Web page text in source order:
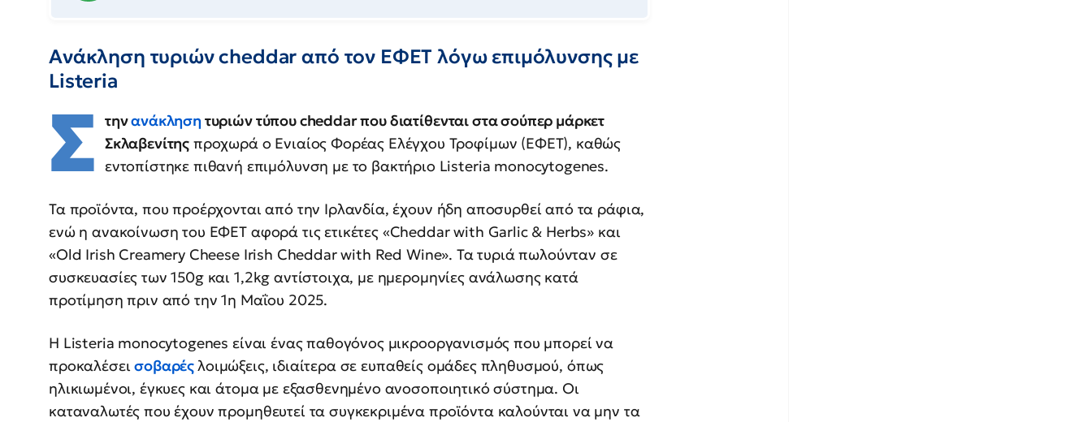
Ανάκληση τυριών cheddar από τον ΕΦΕΤ λόγω επιμόλυνσης με
Listeria
Σ τηνανάκληση τυριών τύπου cheddar που διατίθενται στα σούπερ μάρκετ
Σκλαβενίτης προχωρά ο Ενιαίος Φορέας Ελέγχου Τροφίμων (ΕΦΕΤ), καθώς
εντοπίστηκε πιθανή επιμόλυνση με το βακτήριο Listeria monocytogenes.
Τα προϊόντα, που προέρχονται από την Ιρλανδία, έχουν ήδη αποσυρθεί από τα ράφια,
ενώ η ανακοίνωση του ΕΦΕΤ αφορά τις ετικέτες «Cheddar with Garlic & Herbs» και
«Old Irish Creamery Cheese Irish Cheddar with Red Wine». Τα τυριά πωλούνταν σε
συσκευασίες των 150g και 1,2kg αντίστοιχα, με ημερομηνίες ανάλωσης κατά
προτίμηση πριν από την 1η Μαΐου 2025.
Η Listeria monocytogenes είναι ένας παθογόνος μικροοργανισμός που μπορεί να
προκαλέσεισοβαρέςλοιμώξεις, ιδιαίτερα σε ευπαθείς ομάδες πληθυσμού, όπως
ηλικιωμένοι, έγκυες και άτομα με εξασθενημένο ανοσοποιητικό σύστημα. Οι
καταναλωτές που έχουν προμηθευτεί τα συγκεκριμένα προϊόντα καλούνται να μην τα